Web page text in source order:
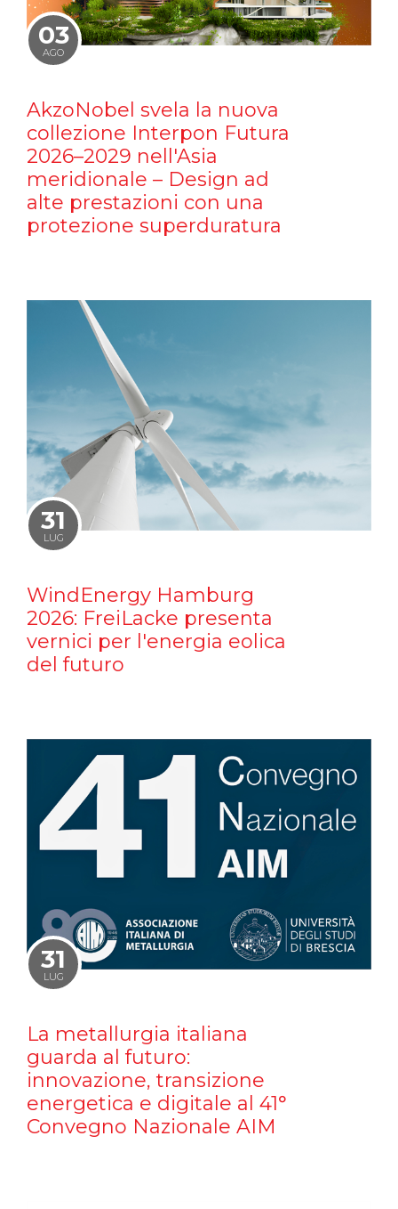
03
AGO
AkzoNobel svela la nuova
collezione Interpon Futura
2026–2029 nell'Asia
meridionale – Design ad
alte prestazioni con una
protezione superduratura
31
LUG
WindEnergy Hamburg
2026: FreiLacke presenta
vernici per l'energia eolica
del futuro
31
LUG
La metallurgia italiana
guarda al futuro:
innovazione, transizione
energetica e digitale al 41°
Convegno Nazionale AIM